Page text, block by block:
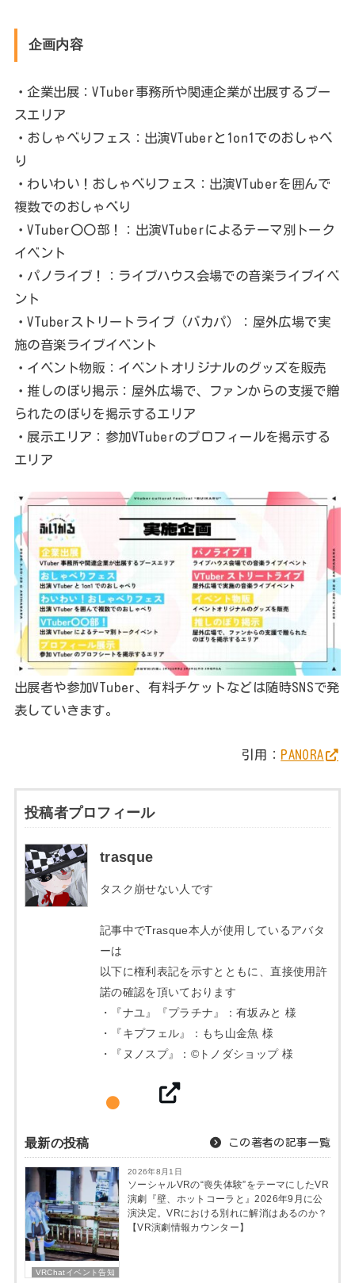
企画内容
・企業出展：VTuber事務所や関連企業が出展するブー
スエリア
・おしゃべりフェス：出演VTuberと1on1でのおしゃべ
り
・わいわい！おしゃべりフェス：出演VTuberを囲んで
複数でのおしゃべり
・VTuber〇〇部！：出演VTuberによるテーマ別トーク
イベント
・パノライブ！：ライブハウス会場での音楽ライブイベ
ント
・VTuberストリートライブ（バカパ）：屋外広場で実
施の音楽ライブイベント
・イベント物販：イベントオリジナルのグッズを販売
・推しのぼり掲示：屋外広場で、ファンからの支援で贈
られたのぼりを掲示するエリア
・展示エリア：参加VTuberのプロフィールを掲示する
エリア
出展者や参加VTuber、有料チケットなどは随時SNSで発
表していきます。
引用： PANORA
投稿者プロフィール
trasque
タスク崩せない人です
記事中でTrasque本人が使用しているアバタ
ーは
以下に権利表記を示すとともに、直接使用許
諾の確認を頂いております
・『ナユ』『プラチナ』：有坂みと 様
・『キプフェル』：もち山金魚 様
・『ヌノスプ』：©トノダショップ 様
最新の投稿 この著者の記事一覧
VRChatイベント告知
2026年8月1日
ソーシャルVRの“喪失体験”をテーマにしたVR
演劇『壁、ホットコーラと』2026年9月に公
演決定。VRにおける別れに解消はあるのか？
【VR演劇情報カウンター】